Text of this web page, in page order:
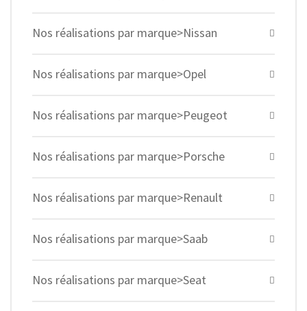
Nos réalisations par marque>Nissan
Nos réalisations par marque>Opel
Nos réalisations par marque>Peugeot
Nos réalisations par marque>Porsche
Nos réalisations par marque>Renault
Nos réalisations par marque>Saab
Nos réalisations par marque>Seat